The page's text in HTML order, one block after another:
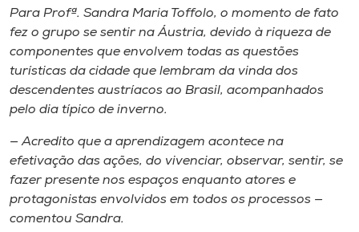
Para Profª. Sandra Maria Toffolo, o momento de fato
fez o grupo se sentir na Áustria, devido à riqueza de
componentes que envolvem todas as questões
turísticas da cidade que lembram da vinda dos
descendentes austríacos ao Brasil, acompanhados
pelo dia típico de inverno.
— Acredito que a aprendizagem acontece na
efetivação das ações, do vivenciar, observar, sentir, se
fazer presente nos espaços enquanto atores e
protagonistas envolvidos em todos os processos —
comentou Sandra.